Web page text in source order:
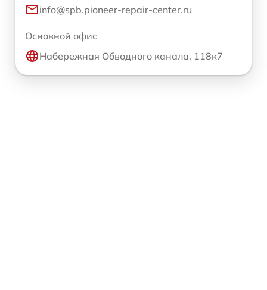
info@spb.pioneer-repair-center.ru
Основной офис
Набережная Обводного канала, 118к7